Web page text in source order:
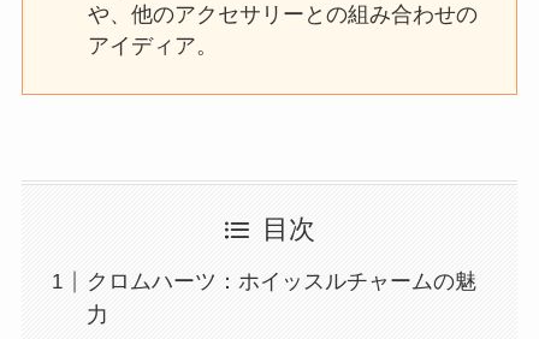
や、他のアクセサリーとの組み合わせの
アイディア。
目次
クロムハーツ：ホイッスルチャームの魅
力